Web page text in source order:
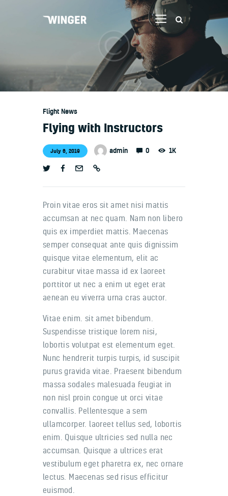
Welcome
Contacts
Flight News
Flying with Instructors
July 6, 2019 admin 0 1K
Proin vitae eros sit amet nisi mattis
accumsan at nec quam. Nam non libero
quis ex imperdiet mattis. Maecenas
semper consequat ante quis dignissim
quisque vitae elementum, elit ac
curabitur vitae massa id ex laoreet
porttitor ut nec a enim ut eget erat
aenean eu viverra urna cras auctor.
Vitae enim. sit amet bibendum.
Suspendisse tristique lorem nisi,
lobortis volutpat est elementum eget.
Nunc hendrerit turpis turpis, id suscipit
purus gravida vitae. Praesent bibendum
massa sodales malesuada feugiat in
non nisl proin congue ut orci vitae
convallis. Pellentesque a sem
ullamcorper. laoreet tellus sed, lobortis
enim. Quisque ultricies sed nulla nec
accumsan. Quisque a ultrices erat
vestibulum eget pharetra ex, nec ornare
lectus. Maecenas sed risus efficitur
euismod.